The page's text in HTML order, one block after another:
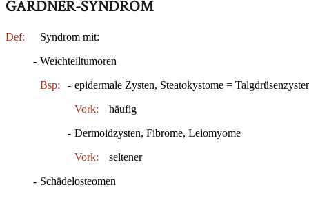
GARDNER-SYNDROM
Def: Syndrom mit:
- Weichteiltumoren
Bsp: - epidermale Zysten, Steatokystome =
Vork: häufig
- Dermoidzysten, Fibrome, Leiomyome
Vork: seltener
- Schädelosteomen